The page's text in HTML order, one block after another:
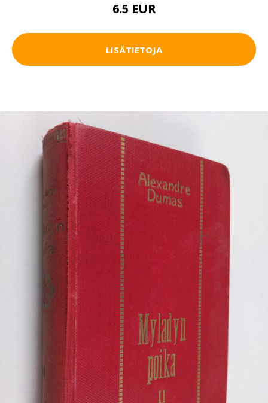
6.5 EUR
LISÄTIETOJA